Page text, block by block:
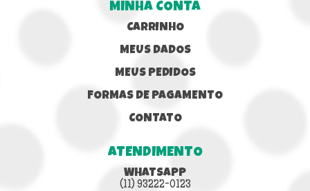
MINHA CONTA
CARRINHO
MEUS DADOS
MEUS PEDIDOS
FORMAS DE PAGAMENTO
CONTATO
ATENDIMENTO
WHATSAPP
(11) 93222-0123